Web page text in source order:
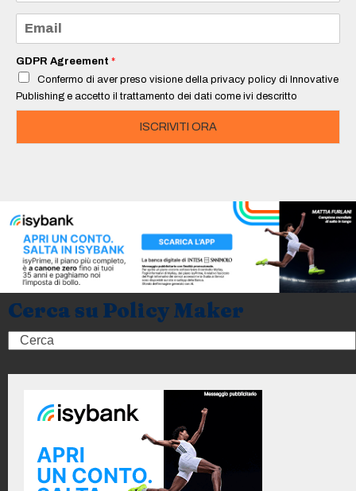
m
e
a
i
*
GDPR Agreement *
Confermo di aver preso visione della privacy policy di Innovative
Publishing e accetto il trattamento dei dati come ivi descritto
ISCRIVITI ORA
Cerca su Policy Maker
Search